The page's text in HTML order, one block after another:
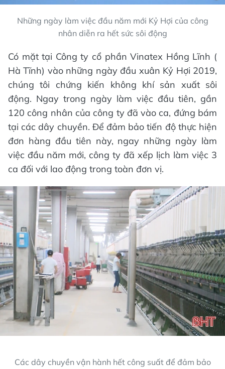
Những ngày làm việc đầu năm mới Kỷ Hợi của công
nhân diễn ra hết sức sôi động
Có mặt tại Công ty cổ phần Vinatex Hồng Lĩnh (
Hà Tĩnh) vào những ngày đầu xuân Kỷ Hợi 2019,
chúng tôi chứng kiến không khí sản xuất sôi
động. Ngay trong ngày làm việc đầu tiên, gần
120 công nhân của công ty đã vào ca, đứng bám
tại các dây chuyền. Để đảm bảo tiến độ thực hiện
đơn hàng đầu tiên này, ngay những ngày làm
việc đầu năm mới, công ty đã xếp lịch làm việc 3
ca đối với lao động trong toàn đơn vị.
Các dây chuyền vận hành hết công suất để đảm bảo